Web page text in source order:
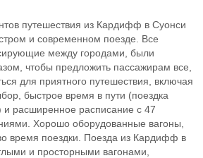
путешествия из Кардифф в Суонси
и современном поезде. Все
между городами, были
чтобы предложить пассажирам все,
для приятного путешествия, включая
быстрое время в пути (поездка
и расширенное расписание с 47
Хорошо оборудованные вагоны,
время поездки. Поезда из Кардифф в
и просторными вагонами,